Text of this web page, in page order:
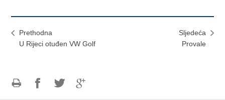
Prethodna
U Rijeci otuđen VW Golf
Sljedeća
Provale